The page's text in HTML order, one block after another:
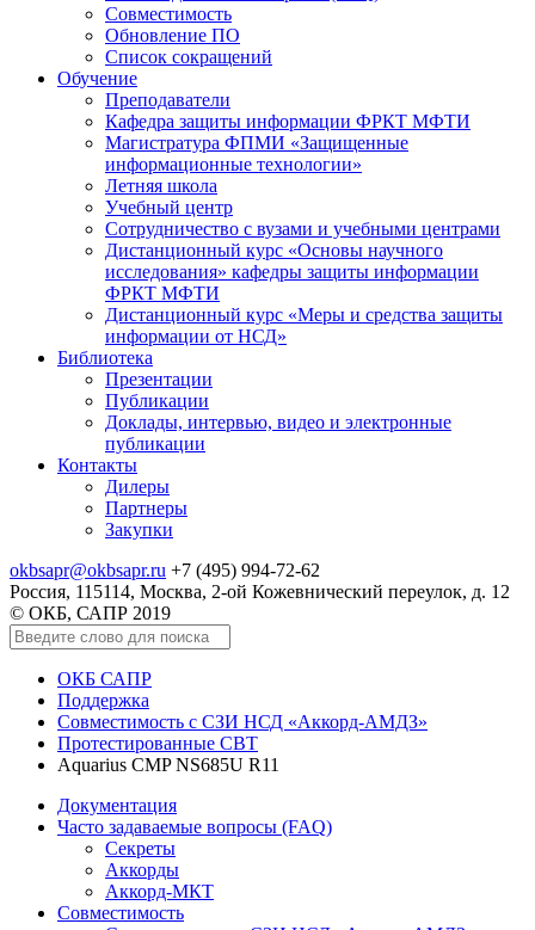
Совместимость
Обновление ПО
Список сокращений
Обучение
Преподаватели
Кафедра защиты информации ФРКТ МФТИ
Магистратура ФПМИ «Защищенные
информационные технологии»
Летняя школа
Учебный центр
Сотрудничество с вузами и учебными центрами
Дистанционный курс «Основы научного
исследования» кафедры защиты информации
ФРКТ МФТИ
Дистанционный курс «Меры и средства защиты
информации от НСД»
Библиотека
Презентации
Публикации
Доклады, интервью, видео и электронные
публикации
Контакты
Дилеры
Партнеры
Закупки
okbsapr@okbsapr.ru +7 (495) 994-72-62
Россия, 115114, Москва, 2-ой Кожевнический переулок, д. 12
© ОКБ, САПР 2019
ОКБ САПР
Поддержка
Совместимость с СЗИ НСД «Аккорд-АМДЗ»
Протестированные СВТ
Aquarius CMP NS685U R11
Документация
Часто задаваемые вопросы (FAQ)
Секреты
Аккорды
Аккорд-МКТ
Совместимость